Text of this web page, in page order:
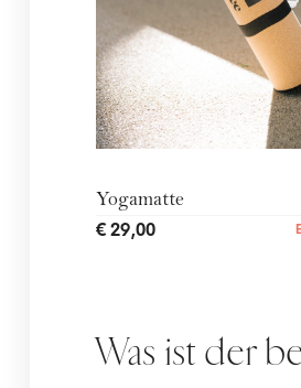
Yogamatte
€ 29,00
Was ist der